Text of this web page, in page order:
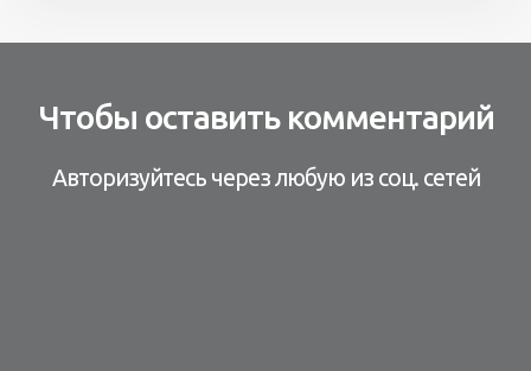
Чтобы оставить комментарий
Авторизуйтесь через любую из соц. сетей